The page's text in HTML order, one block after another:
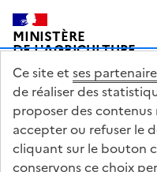
Pied de page
MINISTÈRE
DE L'AGRICULTURE
DE L'AGRO-
ET DE LA
ALIMENTAIRE
Ce site et ses
de réaliser des
proposer des
accepter ou refuser le
cliquant sur le bouton
conservons ce choix